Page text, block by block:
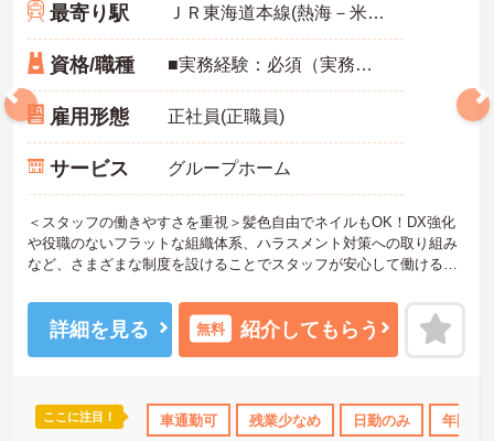
休日110日以上 ボーナス・賞与あり 社会保険完備 交通費支給
最寄り駅 ＪＲ東海道本線(熱海－米原)「安城駅」バス・車15分
資格/職種 ■実務経験：必須（実務経験3年以上）
雇用形態 正社員(正職員)
サービス グループホーム
＜スタッフの働きやすさを重視＞髪色自由でネイルもOK！DX強化
や役職のないフラットな組織体系、ハラスメント対策への取り組み
など、さまざまな制度を設けることでスタッフが安心して働ける環
＜ライフスタイルに合わせた勤務形態＞夜勤ありのシフト常勤、日
勤専従、夜勤専従といったさまざまな働き方が設定されている法人
ムとしてしっかりと連携を取りながら日々の業務に努められていま
す。
詳細を見る 無料 紹介してもらう
ここに注目！ 車通勤可 残業少なめ 日勤のみ 年間休